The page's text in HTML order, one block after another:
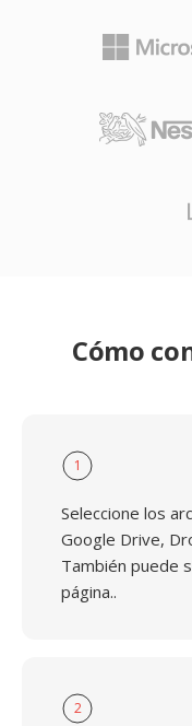
Cómo
1
Seleccione los
Google Drive,
También puede
página..
2